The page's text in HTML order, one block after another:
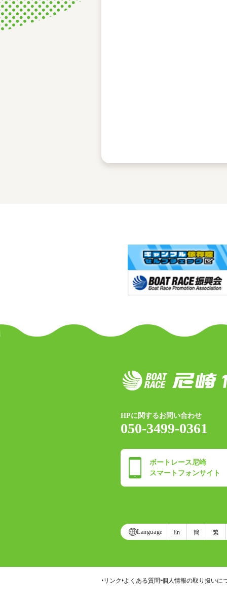
HPに関するお問い合わせ
050-3499-0361
ボートレース尼崎
スマートフォンサイト
Language En 簡 繁
リンク よくある質問 個人情報の取り扱いに